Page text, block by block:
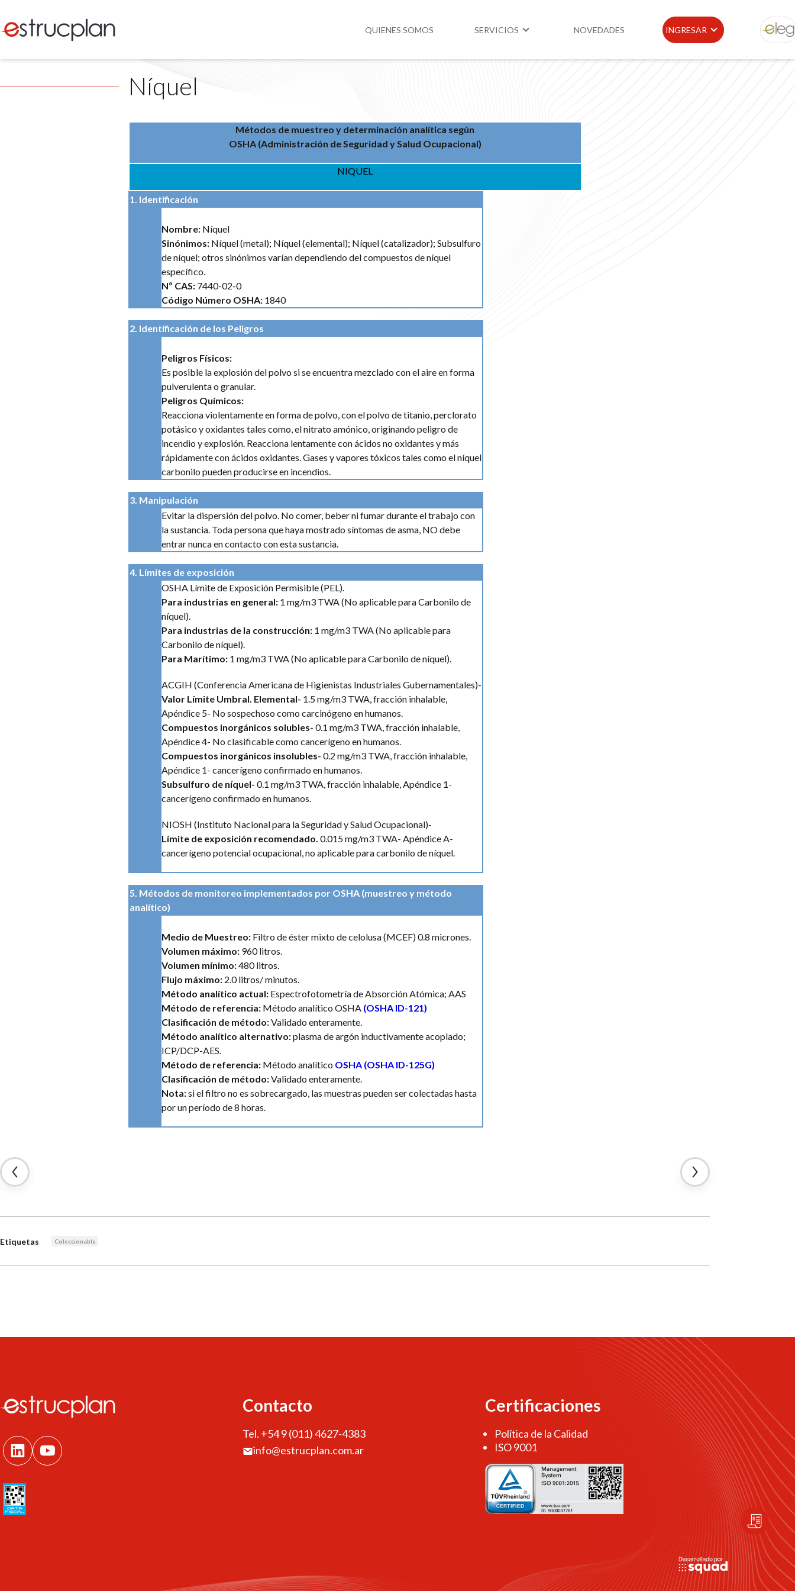
QUIENES SOMOS SERVICIOS NOVEDADES INGRESAR ELEG
Níquel
Métodos de muestreo y determinación analítica según
OSHA (Administración de Seguridad y Salud Ocupacional)
NIQUEL
1. Identificación
Nombre:Níquel
Sinónimos:Níquel (metal); Níquel (elemental); Níquel (catalizador); Subsulfuro
de níquel; otros sinónimos varían dependiendo del compuestos de níquel
específico.
Nº CAS:7440-02-0
Código Número OSHA:1840
2. Identificación de los Peligros
Peligros Físicos:
Es posible la explosión del polvo si se encuentra mezclado con el aire en forma
pulverulenta o granular.
Peligros Químicos:
Reacciona violentamente en forma de polvo, con el polvo de titanio, perclorato
potásico y oxidantes tales como, el nitrato amónico, originando peligro de
incendio y explosión. Reacciona lentamente con ácidos no oxidantes y más
rápidamente con ácidos oxidantes. Gases y vapores tóxicos tales como el níquel
carbonilo pueden producirse en incendios.
3. Manipulación
Evitar la dispersión del polvo. No comer, beber ni fumar durante el trabajo con
la sustancia. Toda persona que haya mostrado síntomas de asma, NO debe
entrar nunca en contacto con esta sustancia.
4. Límites de exposición
OSHA Límite de Exposición Permisible (PEL).
Para industrias en general: 1 mg/m3 TWA (No aplicable para Carbonilo de
níquel).
Para industrias de la construcción: 1 mg/m3 TWA (No aplicable para
Carbonilo de níquel).
Para Marítimo: 1 mg/m3 TWA (No aplicable para Carbonilo de níquel).
ACGIH (Conferencia Americana de Higienistas Industriales Gubernamentales)-
Valor Límite Umbral. Elemental- 1.5 mg/m3 TWA, fracción inhalable,
Apéndice 5- No sospechoso como carcinógeno en humanos.
Compuestos inorgánicos solubles- 0.1 mg/m3 TWA, fracción inhalable,
Apéndice 4- No clasificable como cancerígeno en humanos.
Compuestos inorgánicos insolubles- 0.2 mg/m3 TWA, fracción inhalable,
Apéndice 1- cancerígeno confirmado en humanos.
Subsulfuro de níquel- 0.1 mg/m3 TWA, fracción inhalable, Apéndice 1-
cancerígeno confirmado en humanos.
NIOSH (Instituto Nacional para la Seguridad y Salud Ocupacional)-
Límite de exposición recomendado. 0.015 mg/m3 TWA- Apéndice A-
cancerígeno potencial ocupacional, no aplicable para carbonilo de níquel.
5. Métodos de monitoreo implementados por OSHA (muestreo y método
analítico)
Medio de Muestreo: Filtro de éster mixto de celolusa (MCEF) 0.8 micrones.
Volumen máximo: 960 litros.
Volumen mínimo:480 litros.
Flujo máximo: 2.0 litros/ minutos.
Método analítico actual:Espectrofotometría de Absorción Atómica; AAS
Método de referencia: Método analítico OSHA(OSHA ID-121)
Clasificación de método:Validado enteramente.
Método analítico alternativo:plasma de argón inductivamente acoplado;
ICP/DCP-AES.
Método de referencia: Método analítico OSHA (OSHA ID-125G)
Clasificación de método:Validado enteramente.
Nota:si el filtro no es sobrecargado, las muestras pueden ser colectadas hasta
por un período de 8 horas.
Etiquetas Coleccionable
Contacto
Tel. +54 9 (011) 4627-4383
info@estrucplan.com.ar
Certificaciones
Política de la Calidad
ISO 9001